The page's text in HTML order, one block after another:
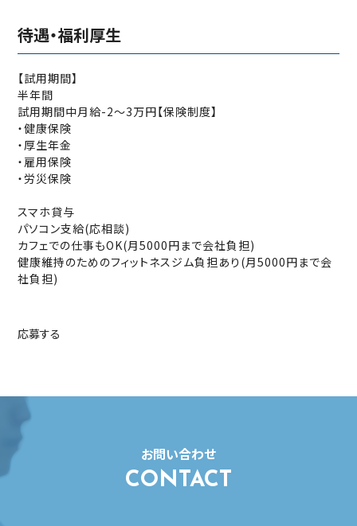
待遇‧福利厚生
【試用期間】
半年間
試用期間中月給-2〜3万円【保険制度】
‧健康保険
‧厚生年金
‧雇用保険
‧労災保険
スマホ貸与
パソコン支給(応相談)
カフェでの仕事もOK(月5000円まで会社負担)
健康維持のためのフィットネスジム負担あり(月5000円まで会
社負担)
応募する
お問い合わせ
CONTACT